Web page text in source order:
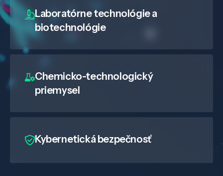
Laboratórne technológie a
biotechnológie
Chemicko-technologický
priemysel
Kybernetická bezpečnosť